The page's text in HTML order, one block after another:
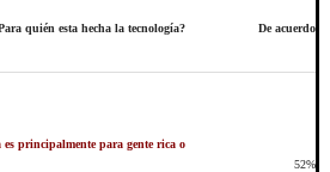
quién esta hecha la tecnología? De acuerdo
principalmente para gente rica o
52%